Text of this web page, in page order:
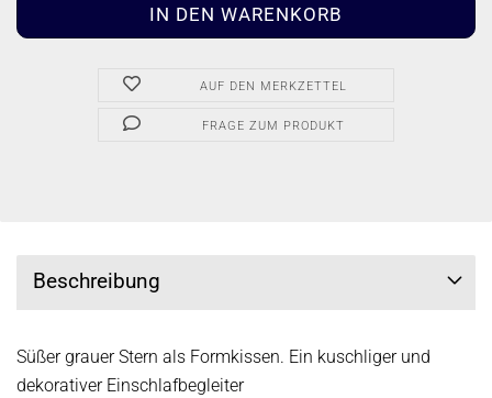
AUF DEN MERKZETTEL
FRAGE ZUM PRODUKT
Beschreibung
Süßer grauer Stern als Formkissen. Ein kuschliger und
dekorativer Einschlafbegleiter